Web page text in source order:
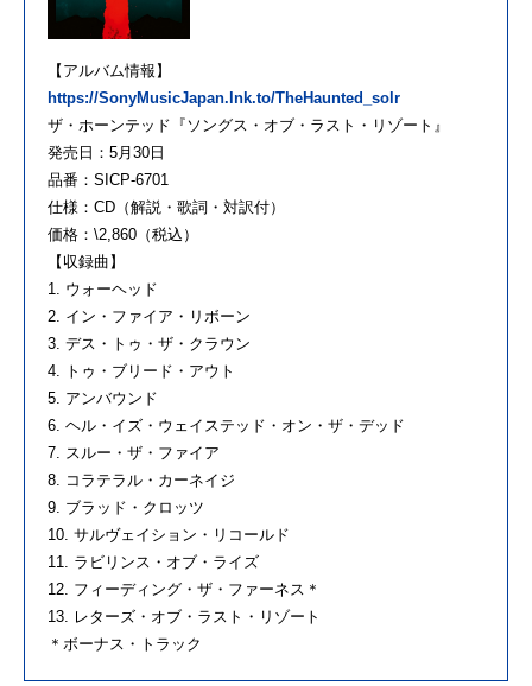
【 アルバム情報】
https://SonyMusicJapan.lnk.to/TheHaunted_solr
ザ ・ ホーンテッド 『ソングス・オブ・ラスト・リゾート』
発売 日 ： 5月 30 日
品番：SICP-6701
仕様：CD（解説・歌詞・対訳付）
価格：\2,860（税込）
【収録曲】
1. ウォーヘッド
2. イン ・ ファイア ・ リボーン
3. デス・トゥ・ ザ ・クラウン
4. トゥ・ブリード・アウト
5. アンバウンド
6. ヘル・イズ・ウェイステッド・オン・ ザ ・デッド
7. スルー・ ザ ・ ファイア
8. コラテラル・カーネイジ
9. ブラッド・クロッツ
10. サルヴェイション・リコールド
11. ラビリンス・オブ・ライズ
12. フィーディング・ ザ ・ファーネス＊
13. レターズ・オブ・ラスト・リゾート
＊ボーナス・トラック